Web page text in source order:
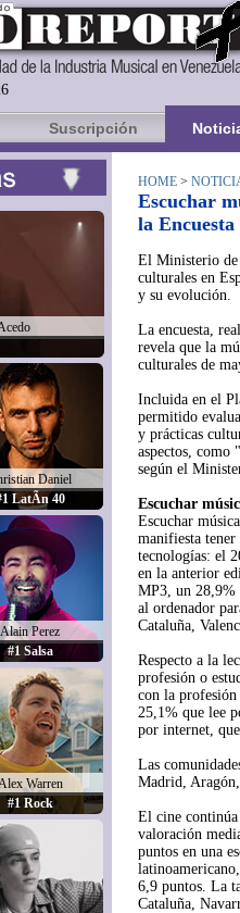
Suscripción
Daniel
LatÃ­n 40
Alain Perez
#1 Salsa
Warren
#1 Rock
HOME >
Escuchar
la
El Ministerio de
culturales en
y su evolución.
La encuesta,
revela que la
culturales de
Incluida en el
permitido
y prácticas
aspectos, como
según el
Escuchar
Escuchar
manifiesta tener
tecnologías: el
en la anterior
MP3, un 28,9%
al ordenador
Cataluña,
Respecto a la
profesión o
con la profesión
25,1% que lee
por internet,
Las
Madrid,
El cine continúa
valoración
puntos en una
6,9 puntos. La
Cataluña,